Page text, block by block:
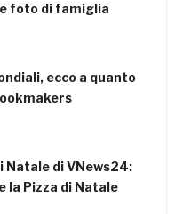
foto di famiglia
ecco a quanto
Natale di VNews24:
la Pizza di Natale